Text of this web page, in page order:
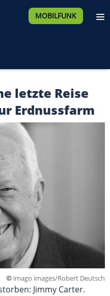
MOBILFUNK
letzte Reise
Erdnussfarm
© imago images/Robert Deutsch
Jimmy Carter.